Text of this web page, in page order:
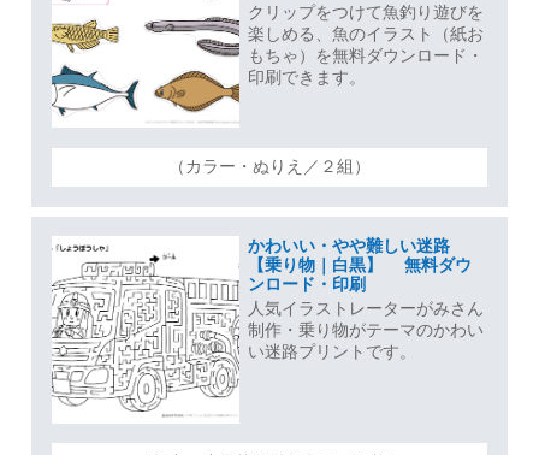
クリップをつけて魚釣り遊びを
楽しめる、魚のイラスト（紙お
もちゃ）を無料ダウンロード・
印刷できます。
（カラー・ぬりえ／２組）
かわいい・やや難しい迷路
【乗り物｜白黒】 無料ダウ
ンロード・印刷
人気イラストレーターがみさん
制作・乗り物がテーマのかわい
い迷路プリントです。